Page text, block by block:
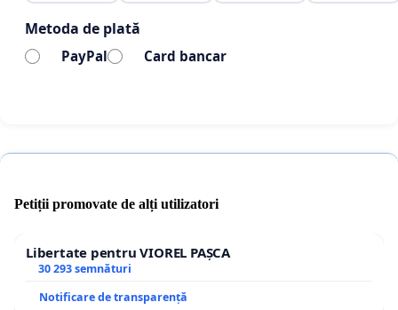
Metoda de plată
PayPal Card bancar
Petiții promovate de alți utilizatori
Libertate pentru VIOREL PAȘCA
30 293 semnături
Notificare de transparență